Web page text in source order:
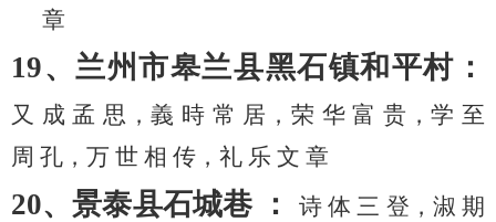
章
19、兰州市皋兰县黑石镇和平村：
又 成 孟 思，義 時 常 居，荣 华 富 贵，学 至
周 孔，万 世 相 传，礼 乐 文 章
20、景泰县石城巷 ： 诗 体 三 登，淑 期